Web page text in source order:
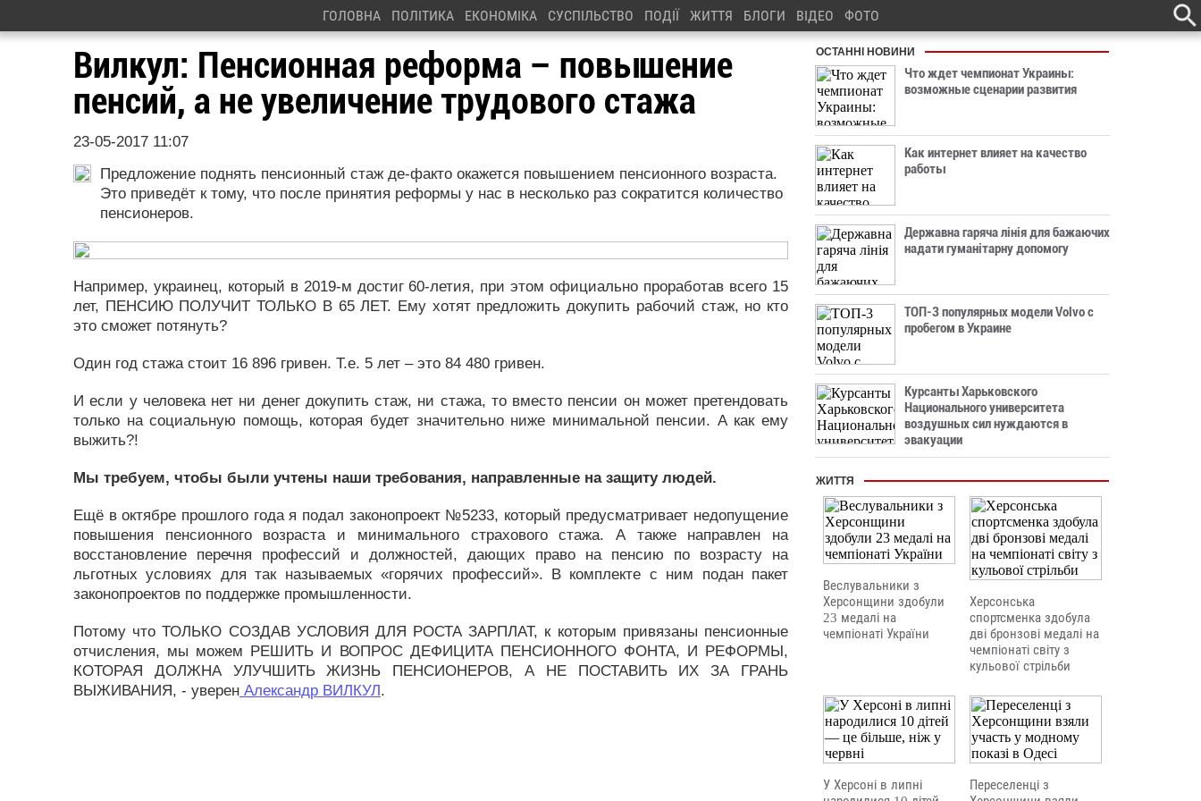
ГОЛОВНА ПОЛІТИКА ЕКОНОМІКА СУСПІЛЬСТВО ПОДІЇ ЖИТТЯ БЛОГИ ВІДЕО ФОТО
Вилкул: Пенсионная реформа – повышение
пенсий, а не увеличение трудового стажа
23-05-2017 11:07
Предложение поднять пенсионный стаж де-факто окажется повышением пенсионного возраста.
Это приведёт к тому, что после принятия реформы у нас в несколько раз сократится количество
пенсионеров.
Например, украинец, который в 2019-м достиг 60-летия, при этом официально проработав всего 15
лет, ПЕНСИЮ ПОЛУЧИТ ТОЛЬКО В 65 ЛЕТ. Ему хотят предложить докупить рабочий стаж, но кто
это сможет потянуть?
Один год стажа стоит 16 896 гривен. Т.е. 5 лет – это 84 480 гривен.
И если у человека нет ни денег докупить стаж, ни стажа, то вместо пенсии он может претендовать
только на социальную помощь, которая будет значительно ниже минимальной пенсии. А как ему
выжить?!
Мы требуем, чтобы были учтены наши требования, направленные на защиту людей.
Ещё в октябре прошлого года я подал законопроект №5233, который предусматривает недопущение
повышения пенсионного возраста и минимального страхового стажа. А также направлен на
восстановление перечня профессий и должностей, дающих право на пенсию по возрасту на
льготных условиях для так называемых «горячих профессий». В комплекте с ним подан пакет
законопроектов по поддержке промышленности.
Потому что ТОЛЬКО СОЗДАВ УСЛОВИЯ ДЛЯ РОСТА ЗАРПЛАТ, к которым привязаны пенсионные
отчисления, мы можем РЕШИТЬ И ВОПРОС ДЕФИЦИТА ПЕНСИОННОГО ФОНТА, И РЕФОРМЫ,
КОТОРАЯ ДОЛЖНА УЛУЧШИТЬ ЖИЗНЬ ПЕНСИОНЕРОВ, А НЕ ПОСТАВИТЬ ИХ ЗА ГРАНЬ
ВЫЖИВАНИЯ, - уверен Александр ВИЛКУЛ.
ОСТАННІ НОВИНИ
Что ждет чемпионат Украины:
возможные сценарии развития
Как интернет влияет на качество
работы
Державна гаряча лінія для бажаючих
надати гуманітарну допомогу
ТОП-3 популярных модели Volvo с
пробегом в Украине
Курсанты Харьковского
Национального университета
воздушных сил нуждаются в
эвакуации
ЖИТТЯ
Веслувальники з
Херсонщини здобули
23 медалі на
чемпіонаті України
Херсонська
спортсменка здобула
дві бронзові медалі на
чемпіонаті світу з
кульової стрільби
У Херсоні в липні
Переселенці з